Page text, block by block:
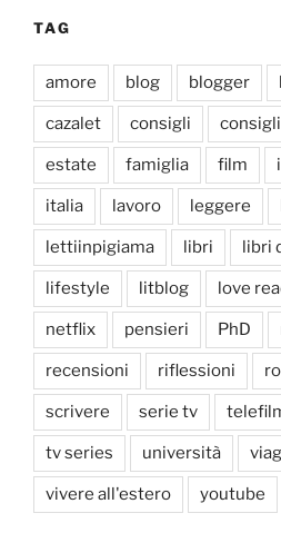
TAG
amore blog blogger
cazalet consigli
estate famiglia film
italia lavoro leggere
lettiinpigiama libri libri
lifestyle litblog love
netflix pensieri PhD
recensioni riflessioni
scrivere serie tv
tv series università
vivere all'estero youtube